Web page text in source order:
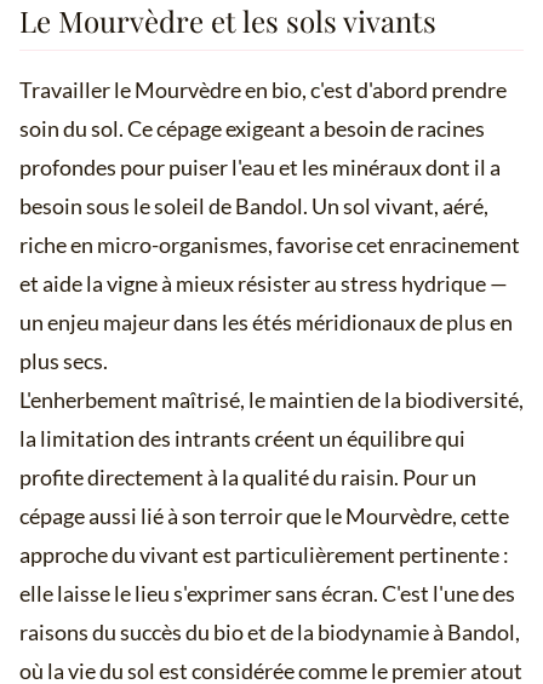
Le Mourvèdre et les sols vivants
Travailler le Mourvèdre en bio, c'est d'abord prendre
soin du sol. Ce cépage exigeant a besoin de racines
profondes pour puiser l'eau et les minéraux dont il a
besoin sous le soleil de Bandol. Un sol vivant, aéré,
riche en micro-organismes, favorise cet enracinement
et aide la vigne à mieux résister au stress hydrique —
un enjeu majeur dans les étés méridionaux de plus en
plus secs.
L'enherbement maîtrisé, le maintien de la biodiversité,
la limitation des intrants créent un équilibre qui
profite directement à la qualité du raisin. Pour un
cépage aussi lié à son terroir que le Mourvèdre, cette
approche du vivant est particulièrement pertinente :
elle laisse le lieu s'exprimer sans écran. C'est l'une des
raisons du succès du bio et de la biodynamie à Bandol,
où la vie du sol est considérée comme le premier atout